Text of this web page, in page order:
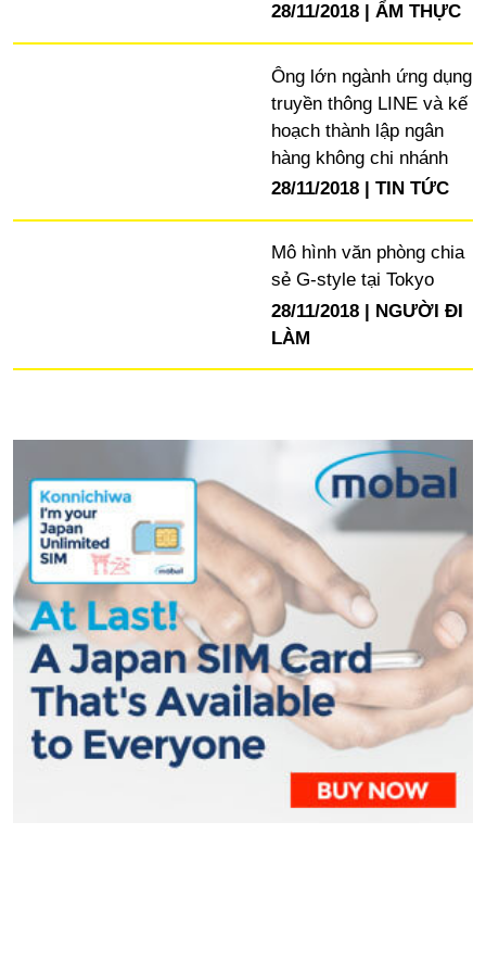
28/11/2018
ẨM THỰC
Ông lớn ngành ứng dụng
truyền thông LINE và kế
hoạch thành lập ngân
hàng không chi nhánh
28/11/2018
TIN TỨC
Mô hình văn phòng chia
sẻ G-style tại Tokyo
28/11/2018
NGƯỜI ĐI
LÀM